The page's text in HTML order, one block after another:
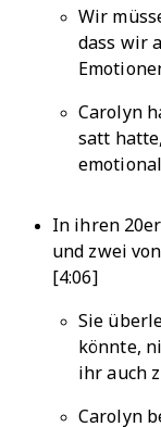
Wir
dass wir
Carolyn
satt
In ihren
und zwei
[4:06]
Sie
könnte,
ihr auch
Carolyn